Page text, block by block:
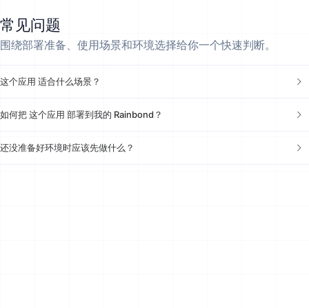
常见问题
围绕部署准备、使用场景和环境选择给你一个快速判断。
这个应用 适合什么场景？
如何把 这个应用 部署到我的 Rainbond？
还没准备好环境时应该先做什么？